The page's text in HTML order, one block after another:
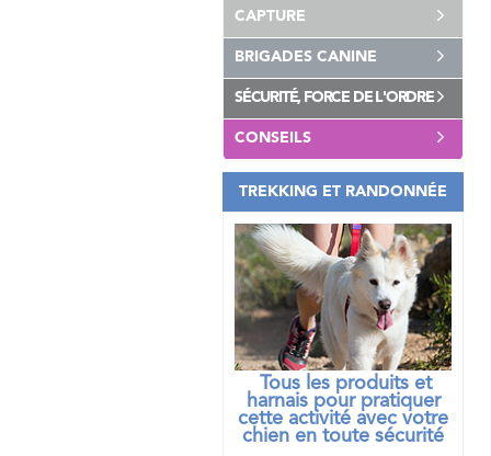
CAPTURE
BRIGADES CANINE
SÉCURITÉ, FORCE DE L'ORDRE
CONSEILS
TREKKING ET RANDONNÉE
Tous les produits et
harnais pour pratiquer
cette activité avec votre
chien en toute sécurité